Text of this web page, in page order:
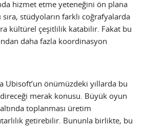
hizmet etme yeteneğini ön plana
sıra, stüdyoların farklı coğrafyalarda
kültürel çeşitlilik katabilir. Fakat bu
daha fazla koordinasyon
Ubisoft’un önümüzdeki yıllarda bu
merak konusu. Büyük oyun
toplanması üretim
getirebilir. Bununla birlikte, bu